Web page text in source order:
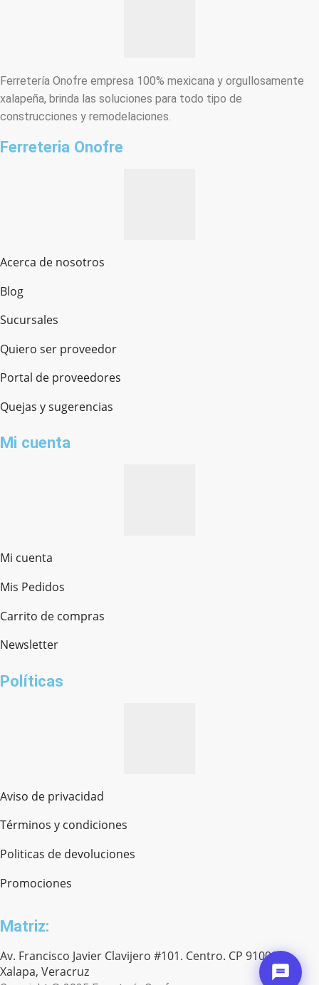
Ferretería Onofre empresa 100% mexicana y orgullosamente
xalapeña, brinda las soluciones para todo tipo de
construcciones y remodelaciones.
Ferreteria Onofre
Acerca de nosotros
Blog
Sucursales
Quiero ser proveedor
Portal de proveedores
Quejas y sugerencias
Mi cuenta
Mi cuenta
Mis Pedidos
Carrito de compras
Newsletter
Políticas
Aviso de privacidad
Términos y condiciones
Politicas de devoluciones
Promociones
Matriz:
Av. Francisco Javier Clavijero #101. Centro. CP 91000.
Xalapa, Veracruz